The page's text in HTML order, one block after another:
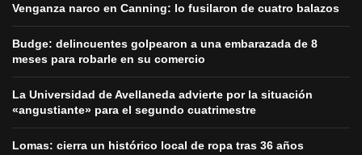
Venganza narco en Canning: lo fusilaron de cuatro balazos
Budge: delincuentes golpearon a una embarazada de 8
meses para robarle en su comercio
La Universidad de Avellaneda advierte por la situación
«angustiante» para el segundo cuatrimestre
Lomas: cierra un histórico local de ropa tras 36 años